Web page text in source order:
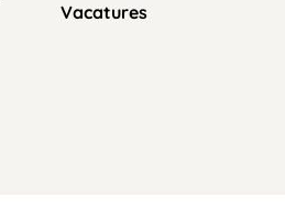
Vacatures